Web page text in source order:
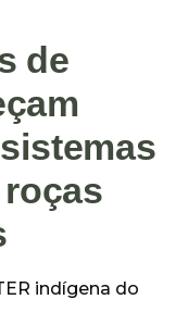
de
indígena do